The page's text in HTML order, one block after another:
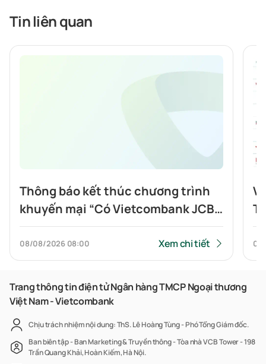
Tin liên quan
Thông báo kết thúc chương trình
khuyến mại “Có Vietcombank JCB,
Highlands nửa giá”
08/08/2026 08:00 Xem chi tiết
Trang thông tin điện tử Ngân hàng TMCP Ngoại thương
Việt Nam - Vietcombank
Chịu trách nhiệm nội dung: ThS. Lê Hoàng Tùng - Phó Tổng Giám đốc.
Ban biên tập - Ban Marketing & Truyền thông - Tòa nhà VCB Tower - 198
Trần Quang Khải, Hoàn Kiếm, Hà Nội.